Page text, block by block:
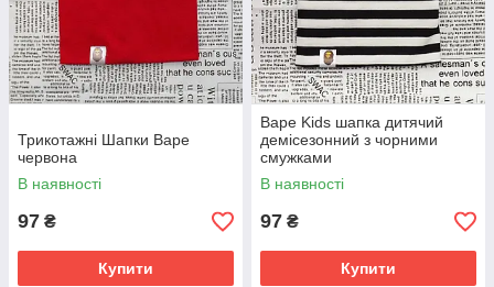
Трикотажні Шапки Варе
червона
В наявності
97 ₴
Купити
Варе Kids шапка дитячий
демісезонний з чорними
смужками
В наявності
97 ₴
Купити